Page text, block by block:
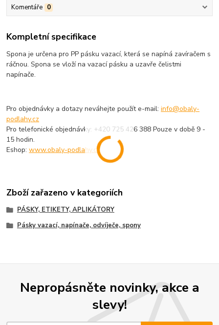
Komentáře 0
Kompletní specifikace
Spona je určena pro PP pásku vazací, která se napíná zavíračem s
ráčnou. Spona se vloží na vazací pásku a uzavře čelistmi
napínače.
Pro objednávky a dotazy neváhejte použít e-mail:info@obaly-
podlahy.cz
Pro telefonické objednávky: +420 725 426 388 Pouze v době 9 -
15 hodin.
Eshop:www.obaly-podlahy.cz
Zboží zařazeno v kategoriích
PÁSKY, ETIKETY, APLIKÁTORY
Pásky vazací, napínače, odvíječe, spony
Nepropásněte novinky, akce a
slevy!